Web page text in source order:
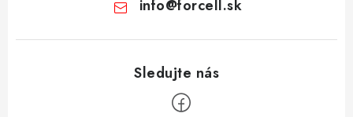
info@forcell.sk